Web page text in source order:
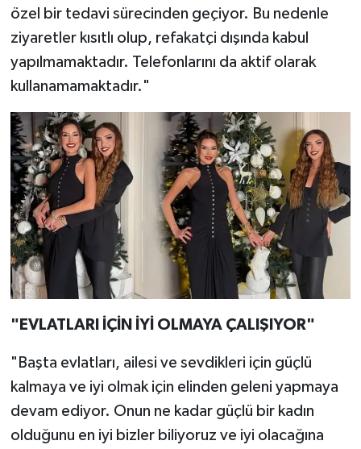
özel bir tedavi sürecinden geçiyor. Bu nedenle
ziyaretler kısıtlı olup, refakatçi dışında kabul
yapılmamaktadır. Telefonlarını da aktif olarak
kullanamamaktadır."
"EVLATLARI İÇİN İYİ OLMAYA ÇALIŞIYOR"
"Başta evlatları, ailesi ve sevdikleri için güçlü
kalmaya ve iyi olmak için elinden geleni yapmaya
devam ediyor. Onun ne kadar güçlü bir kadın
olduğunu en iyi bizler biliyoruz ve iyi olacağına